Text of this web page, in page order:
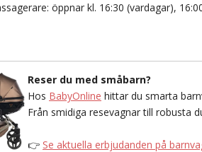
öppnar kl. 16:30 (vardagar),
Reser du med småbarn?
Hos BabyOnline hittar du smarta
Från smidiga resevagnar till robusta
👉 Se aktuella erbjudanden på